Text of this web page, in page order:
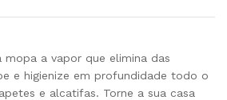
mopa a vapor que elimina das
e higienize em profundidade todo o
e alcatifas. Torne a sua casa